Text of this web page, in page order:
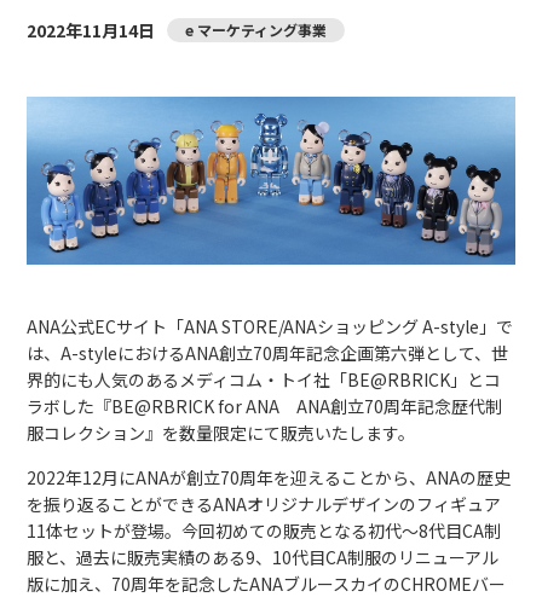
2022年11月14日 e マーケティング事業
ANA公式ECサイト「ANA STORE/ANAショッピング A-style」で
は、A-styleにおけるANA創立70周年記念企画第六弾として、世
界的にも人気のあるメディコム・トイ社「BE@RBRICK」とコ
ラボした『BE@RBRICK for ANA ANA創立70周年記念歴代制
服コレクション』を数量限定にて販売いたします。
2022年12月にANAが創立70周年を迎えることから、ANAの歴史
を振り返ることができるANAオリジナルデザインのフィギュア
11体セットが登場。今回初めての販売となる初代～8代目CA制
服と、過去に販売実績のある9、10代目CA制服のリニューアル
版に加え、70周年を記念したANAブルースカイのCHROMEバー